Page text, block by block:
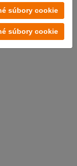
súbory cookie
súbory cookie